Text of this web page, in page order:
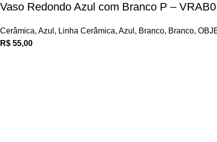
Vaso Redondo Azul com Branco P –
Cerâmica, Azul , Linha Cerâmica, Azul , Branco, Branco,
R$ 55,00